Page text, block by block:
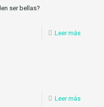
ser bellas?
Leer más
Leer más